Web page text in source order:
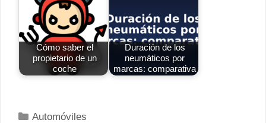
Cómo saber el
propietario de un
coche
Duración de los
neumáticos por
marcas: comparativa
Categorías
Automóviles